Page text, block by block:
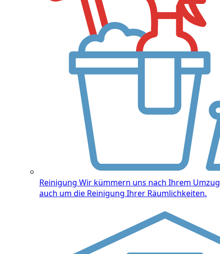
Reinigung Wir kümmern uns nach Ihrem Umzug
auch um die Reinigung Ihrer Räumlichkeiten.